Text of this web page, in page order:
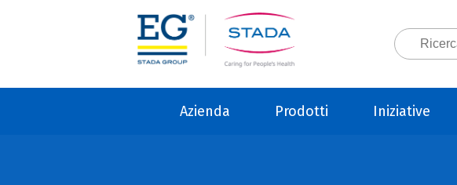
Azienda Prodotti Iniziative